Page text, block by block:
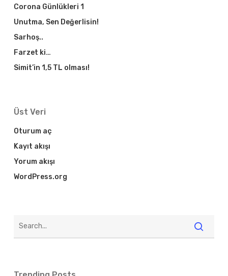
Corona Günlükleri 1
Unutma, Sen Değerlisin!
Sarhoş..
Farzet ki…
Simit’in 1,5 TL olması!
Üst Veri
Oturum aç
Kayıt akışı
Yorum akışı
WordPress.org